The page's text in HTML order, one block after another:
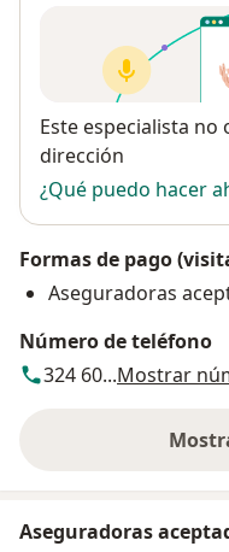
Disponibilidad
Este especialista
dirección
¿Qué puedo hacer
Formas de pago
Aseguradoras
Número de teléfono
324 60...Mostrar
Aseguradoras